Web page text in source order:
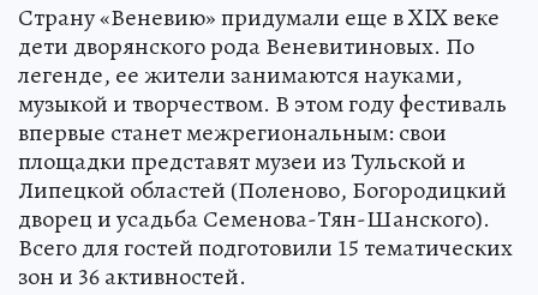
Страну «Веневию» придумали еще в XIX веке
дети дворянского рода Веневитиновых. По
легенде, ее жители занимаются науками,
музыкой и творчеством. В этом году фестиваль
впервые станет межрегиональным: свои
площадки представят музеи из Тульской и
Липецкой областей (Поленово, Богородицкий
дворец и усадьба Семенова-Тян-Шанского).
Всего для гостей подготовили 15 тематических
зон и 36 активностей.